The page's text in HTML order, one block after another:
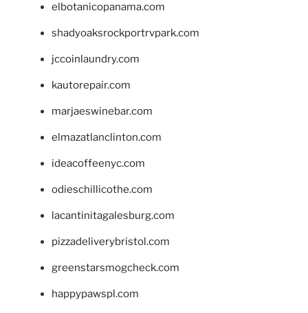
elbotanicopanama.com
shadyoaksrockportrvpark.com
jccoinlaundry.com
kautorepair.com
marjaeswinebar.com
elmazatlanclinton.com
ideacoffeenyc.com
odieschillicothe.com
lacantinitagalesburg.com
pizzadeliverybristol.com
greenstarsmogcheck.com
happypawspl.com